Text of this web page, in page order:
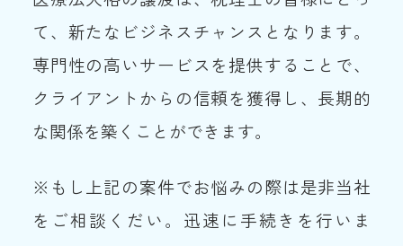
て、新たなビジネスチャンスとなります。
専門性の高いサービスを提供することで、
クライアントからの信頼を獲得し、長期的
な関係を築くことができます。
※もし上記の案件でお悩みの際は是非当社
をご相談くだい。迅速に手続きを行いま